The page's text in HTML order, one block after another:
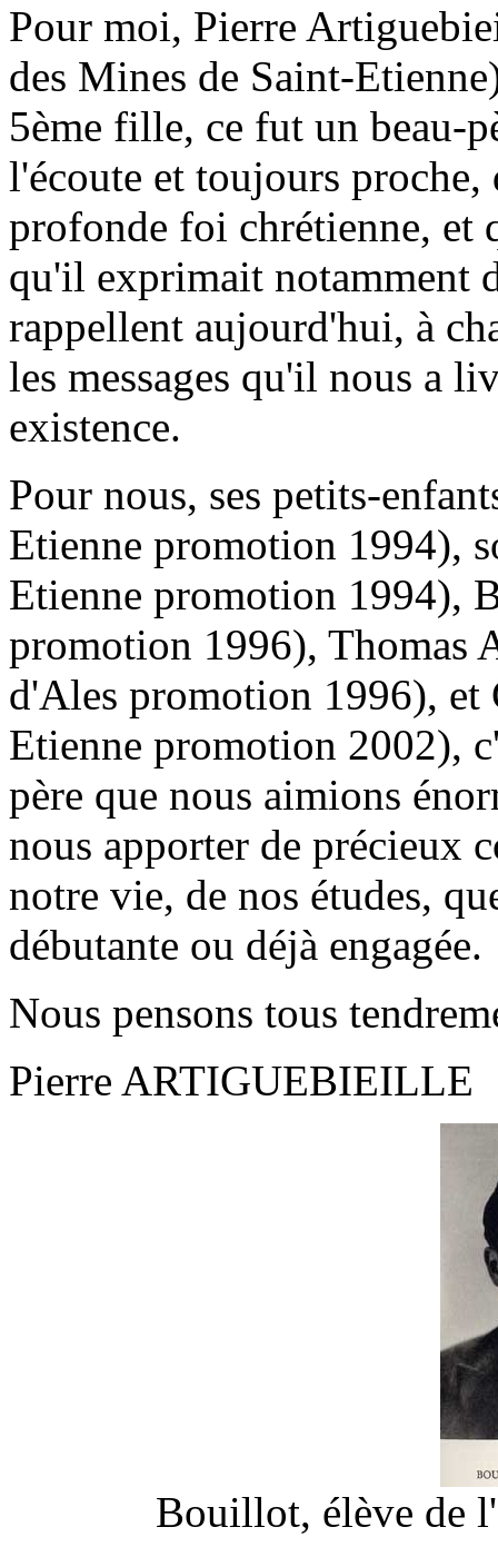
Pour moi, Pierre
des Mines de Saint-
5ème fille, ce fut un beau-
l'écoute et toujours
profonde foi chrétienne, et
qu'il exprimait notamment
rappellent aujourd'hui, à
les messages qu'il nous a
existence.
Pour nous, ses petits-
Etienne promotion 1994),
Etienne promotion 1994),
promotion 1996), Thomas
d'Ales promotion 1996),
Etienne promotion 2002),
père que nous aimions
nous apporter de précieux
notre vie, de nos études,
débutante ou déjà engagée.
Nous pensons tous
Pierre ARTIGUEBIEILLE
Bouillot, élève de